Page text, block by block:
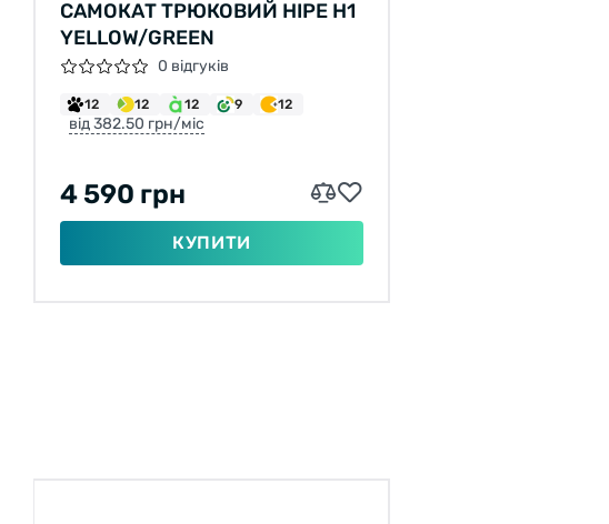
САМОКАТ ТРЮКОВИЙ HIPE H1
YELLOW/GREEN
0 відгуків
12 12 12 9 12
від 382.50 грн/міс
4 590 грн
КУПИТИ